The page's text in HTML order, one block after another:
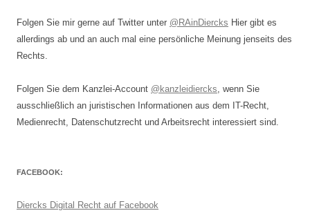
Folgen Sie mir gerne auf Twitter unter @RAinDiercks Hier gibt es
allerdings ab und an auch mal eine persönliche Meinung jenseits des
Rechts.
Folgen Sie dem Kanzlei-Account @kanzleidiercks, wenn Sie
ausschließlich an juristischen Informationen aus dem IT-Recht,
Medienrecht, Datenschutzrecht und Arbeitsrecht interessiert sind.
FACEBOOK:
Diercks Digital Recht auf Facebook